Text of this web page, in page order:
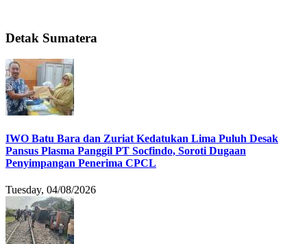
Detak Sumatera
IWO Batu Bara dan Zuriat Kedatukan Lima Puluh Desak
Pansus Plasma Panggil PT Socfindo, Soroti Dugaan
Penyimpangan Penerima CPCL
Tuesday, 04/08/2026